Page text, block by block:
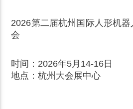
2026第二届杭州国际人形机
会
时间：2026年5月14-16日
地点：杭州大会展中心